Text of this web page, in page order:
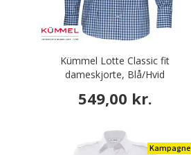
Kümmel Lotte Classic fit
dameskjorte, Blå/Hvid
549,00 kr.
Kampagne